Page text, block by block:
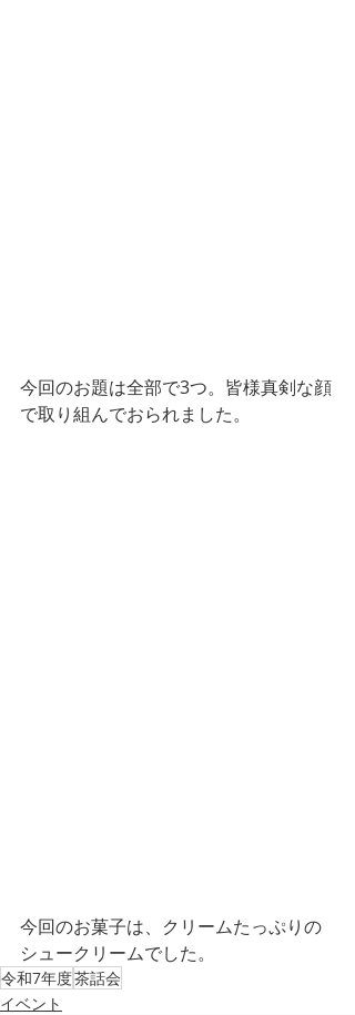
今回のお題は全部で3つ。皆様真剣な顔
で取り組んでおられました。
今回のお菓子は、クリームたっぷりの
シュークリームでした。
令和7年度茶話会
イベント